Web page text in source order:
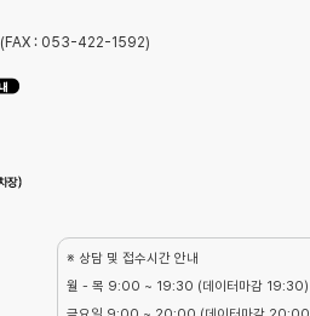
(FAX : 053-422-1592)
※ 상담 및 접수시간 안내
월 - 목 9:00 ~ 19:30 (데이터마감 19:30)